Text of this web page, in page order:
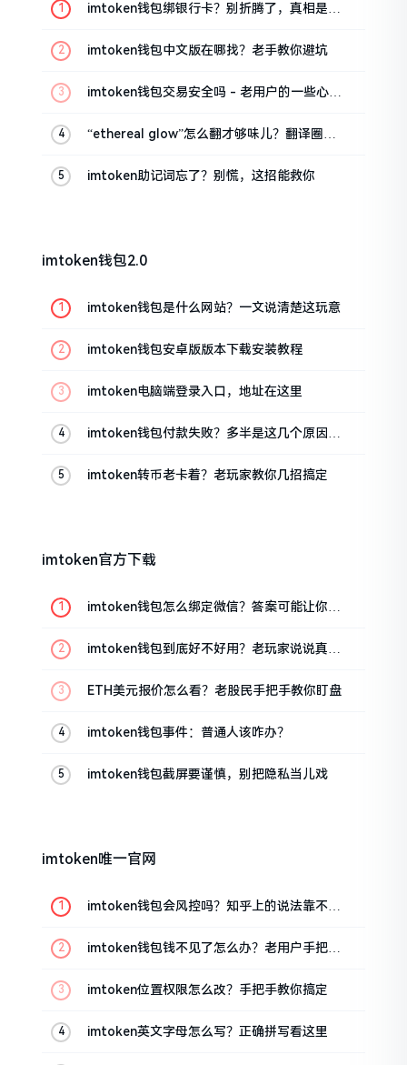
imtoken钱包绑银行卡？别折腾了，真相是这
imtoken钱包中文版在哪找？老手教你避坑
imtoken钱包交易安全吗 - 老用户的一些心里
“ethereal glow”怎么翻才够味儿？翻译圈老
imtoken助记词忘了？别慌，这招能救你
imtoken钱包2.0
imtoken钱包是什么网站？一文说清楚这玩意
imtoken钱包安卓版版本下载安装教程
imtoken电脑端登录入口，地址在这里
imtoken钱包付款失败？多半是这几个原因闹
imtoken转币老卡着？老玩家教你几招搞定
imtoken官方下载
imtoken钱包怎么绑定微信？答案可能让你失
imtoken钱包到底好不好用？老玩家说说真实
ETH美元报价怎么看？老股民手把手教你盯盘
imtoken钱包事件：普通人该咋办？
imtoken钱包截屏要谨慎，别把隐私当儿戏
imtoken唯一官网
imtoken钱包会风控吗？知乎上的说法靠不靠
imtoken钱包钱不见了怎么办？老用户手把手
imtoken位置权限怎么改？手把手教你搞定
imtoken英文字母怎么写？正确拼写看这里